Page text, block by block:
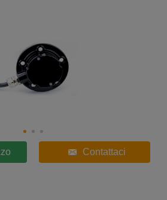
Contattaci